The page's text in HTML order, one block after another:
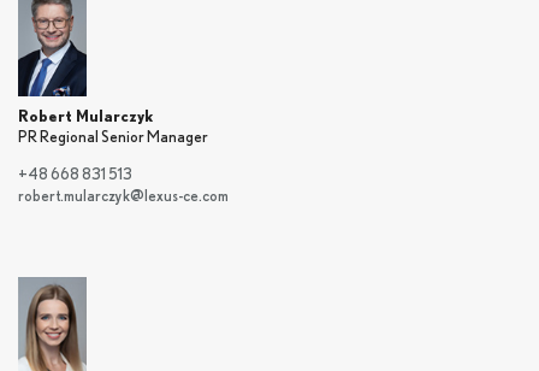
Robert Mularczyk
PR Regional Senior Manager
+48 668 831 513
robert.mularczyk@lexus-ce.com